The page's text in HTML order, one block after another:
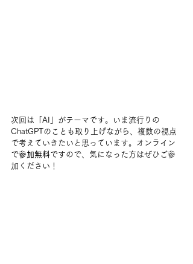
次回は「AI」がテーマです。いま流行りの
ChatGPTのことも取り上げながら、複数の視点
で考えていきたいと思っています。オンライン
で参加無料ですので、気になった方はぜひご参
加ください！